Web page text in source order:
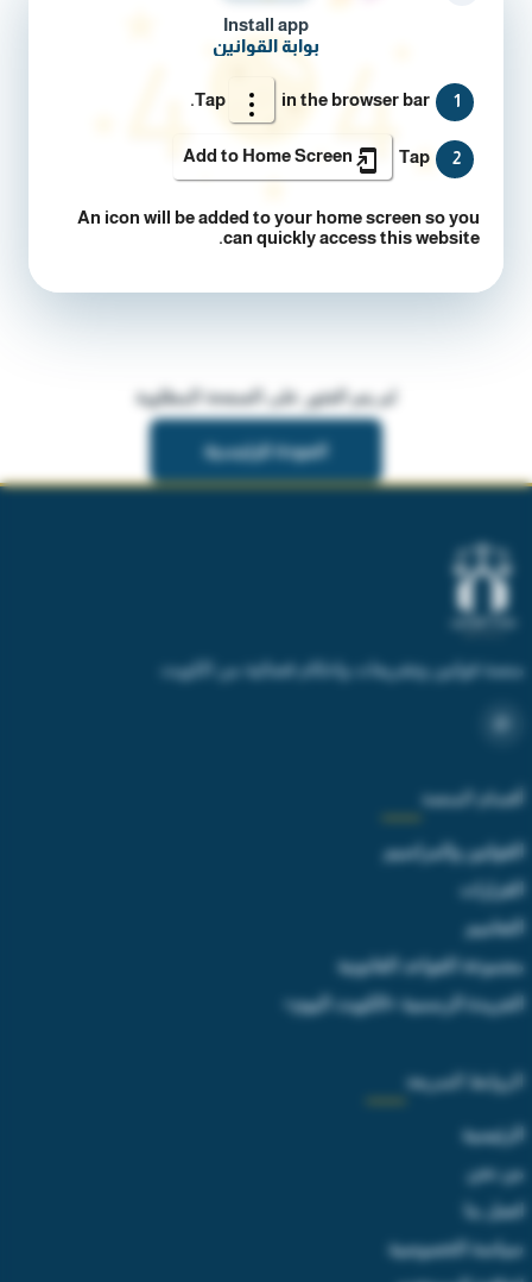
لم يتم العثور على الصفحة المطلوبة
العودة للرئيسية
منصة قوانين وتشريعات واحكام قضائية من الكويت
أقسام المنصة
القوانين والمراسيم
القرارات
التعاميم
مجموعة القواعد القانونية
الجريدة الرسمية «الكويت اليوم»
الروابط السريعة
الرئيسية
من نحن
اتصل بنا
سياسة الخصوصية
Install app
بوابة القوانين
1
Tap in the browser bar.
2
Tap
Add to Home Screen
An icon will be added to your home screen so you
can quickly access this website.